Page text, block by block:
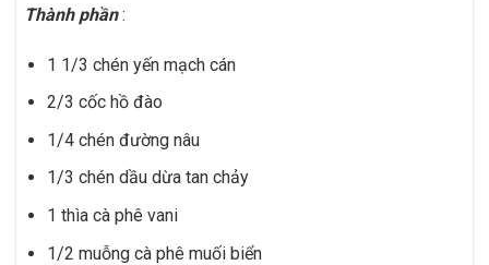
Thành phần:
1 1/3 chén yến mạch cán
2/3 cốc hồ đào
1/4 chén đường nâu
1/3 chén dầu dừa tan chảy
1 thìa cà phê vani
1/2 muỗng cà phê muối biển